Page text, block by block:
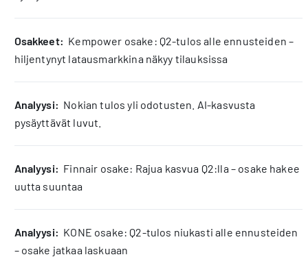
osakkeet: Kempower osake: Q2-tulos alle ennusteiden –
hiljentynyt latausmarkkina näkyy tilauksissa
analyysi: Nokian tulos yli odotusten. AI-kasvusta
pysäyttävät luvut.
analyysi: Finnair osake: Rajua kasvua Q2:lla – osake hakee
uutta suuntaa
analyysi: KONE osake: Q2-tulos niukasti alle ennusteiden
– osake jatkaa laskuaan